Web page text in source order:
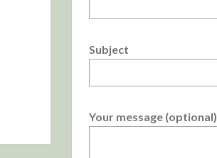
Subject
Your message (optional)